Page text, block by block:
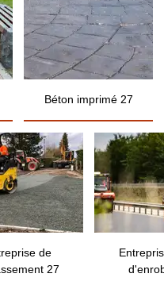
Béton imprimé 27
de
27